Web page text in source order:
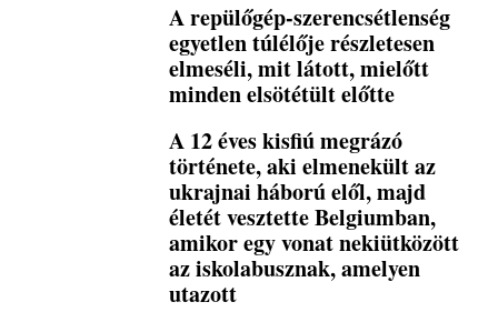
A repülőgép-szerencsétlenség
egyetlen túlélője részletesen
elmeséli, mit látott, mielőtt
minden elsötétült előtte
A 12 éves kisfiú megrázó
története, aki elmenekült az
ukrajnai háború elől, majd
életét vesztette Belgiumban,
amikor egy vonat nekiütközött
az iskolabusznak, amelyen
utazott